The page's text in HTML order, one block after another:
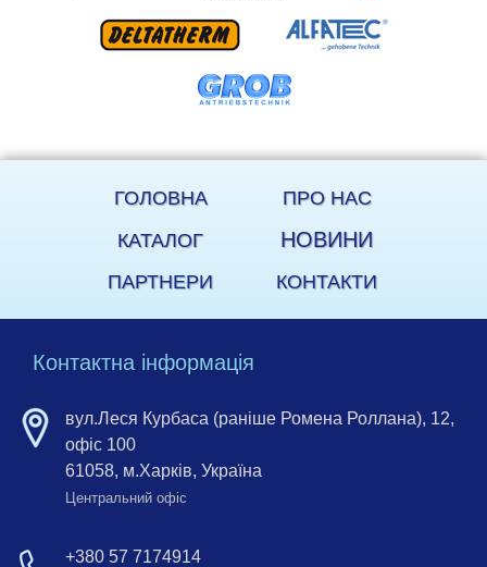
ГОЛОВНА
ПРО НАС
КАТАЛОГ
НОВИНИ
ПАРТНЕРИ КОНТАКТИ
Контактна інформація
вул.Леся Курбаса (раніше Ромена Роллана), 12,
офіс 100
61058, м.Харків, Україна
Центральний офіс
+380 57 7174914